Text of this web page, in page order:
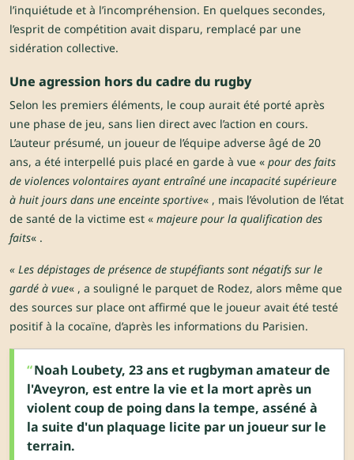
l’inquiétude et à l’incompréhension. En quelques secondes,
l’esprit de compétition avait disparu, remplacé par une
sidération collective.
Une agression hors du cadre du rugby
Selon les premiers éléments, le coup aurait été porté après
une phase de jeu, sans lien direct avec l’action en cours.
L’auteur présumé, un joueur de l’équipe adverse âgé de 20
ans, a été interpellé puis placé en garde à vue « pour des faits
de violences volontaires ayant entraîné une incapacité supérieure
à huit jours dans une enceinte sportive« , mais l’évolution de l’état
de santé de la victime est « majeure pour la qualification des
faits« .
« Les dépistages de présence de stupéfiants sont négatifs sur le
gardé à vue« , a souligné le parquet de Rodez, alors même que
des sources sur place ont affirmé que le joueur avait été testé
positif à la cocaïne, d’après les informations du Parisien.
Noah Loubety, 23 ans et rugbyman amateur de
l'Aveyron, est entre la vie et la mort après un
violent coup de poing dans la tempe, asséné à
la suite d'un plaquage licite par un joueur sur le
terrain.